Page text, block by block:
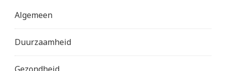
Algemeen
Duurzaamheid